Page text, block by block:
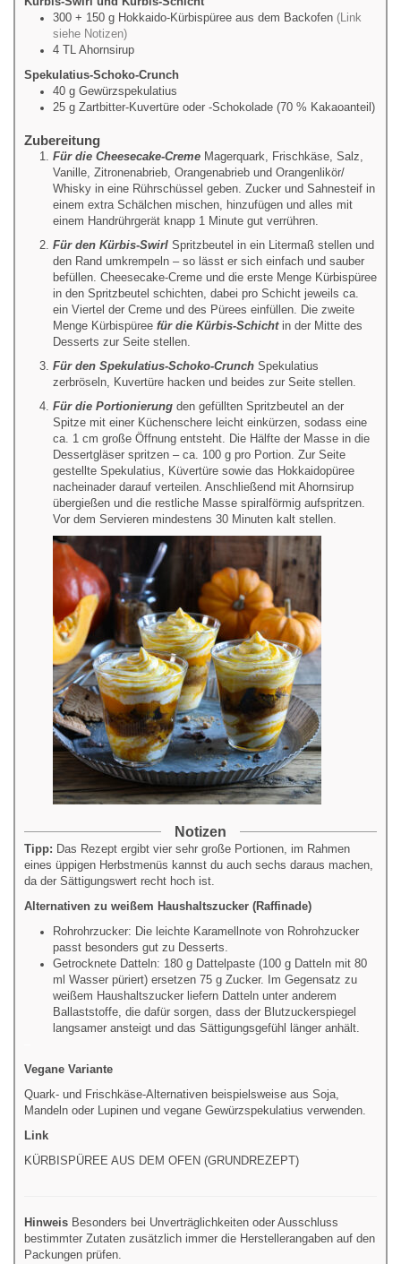
300 + 150 g Hokkaido-Kürbispüree aus dem Backofen (Link
siehe Notizen)
4
TL Ahornsirup
Spekulatius-Schoko-Crunch
40 g Gewürzspekulatius
25 g Zartbitter-Kuvertüre oder -Schokolade (70 % Kakaoanteil)
Zubereitung
Für die Cheesecake-Creme Magerquark, Frischkäse, Salz,
Vanille, Zitronenabrieb, Orangenabrieb und Orangenlikör/
Whisky in eine Rührschüssel geben. Zucker und Sahnesteif in
einem extra Schälchen mischen, hinzufügen und alles mit
einem Handrührgerät knapp 1 Minute gut verrühren.
Für den Kürbis-Swirl Spritzbeutel in ein Litermaß stellen und
den Rand umkrempeln – so lässt er sich einfach und sauber
befüllen. Cheesecake-Creme und die erste Menge Kürbispüree
in den Spritzbeutel schichten, dabei pro Schicht jeweils ca.
ein Viertel der Creme und des Pürees einfüllen. Die zweite
Menge Kürbispüree für die Kürbis-Schichtin der Mitte des
Desserts zur Seite stellen.
Für den Spekulatius-Schoko-Crunch Spekulatius
zerbröseln, Kuvertüre hacken und beides zur Seite stellen.
Für die Portionierung den gefüllten Spritzbeutel an der
Spitze mit einer Küchenschere leicht einkürzen, sodass eine
ca. 1 cm große Öffnung entsteht. Die Hälfte der Masse in die
Dessertgläser spritzen – ca. 100 g pro Portion. Zur Seite
gestellte Spekulatius, Küvertüre sowie das Hokkaidopüree
nacheinader darauf verteilen. Anschließend mit Ahornsirup
übergießen und die restliche Masse spiralförmig aufspritzen.
Vor dem Servieren mindestens 30 Minuten kalt stellen.
Notizen
Tipp: Das Rezept ergibt vier sehr große Portionen, im Rahmen
eines üppigen Herbstmenüs kannst du auch sechs daraus machen,
da der Sättigungswert recht hoch ist.
Alternativen zu weißem Haushaltszucker (Raffinade)
Rohrohrzucker: Die leichte Karamellnote von Rohrohzucker
passt besonders gut zu Desserts.
Getrocknete Datteln: 180 g Dattelpaste (100 g Datteln mit 80
ml Wasser püriert) ersetzen 75 g Zucker. Im Gegensatz zu
weißem Haushaltszucker liefern Datteln unter anderem
Ballaststoffe, die dafür sorgen, dass der Blutzuckerspiegel
langsamer ansteigt und das Sättigungsgefühl länger anhält.
Vegane Variante
Quark- und Frischkäse-Alternativen beispielsweise aus Soja,
Mandeln oder Lupinen und vegane Gewürzspekulatius verwenden.
Link
KÜRBISPÜREE AUS DEM OFEN (GRUNDREZEPT)
Hinweis Besonders bei Unverträglichkeiten oder Ausschluss
bestimmter Zutaten zusätzlich immer die Herstellerangaben auf den
Packungen prüfen.